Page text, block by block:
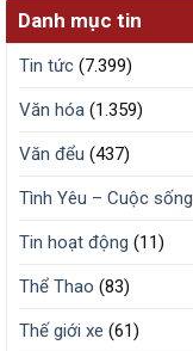
Danh mục tin
Tin tức (7.399)
Văn hóa (1.359)
Văn đểu (437)
Tình Yêu – Cuộc sống
Tin hoạt động (11)
Thể Thao (83)
Thế giới xe (61)